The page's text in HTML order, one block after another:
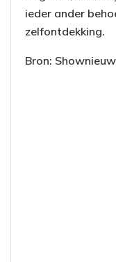
ieder ander
zelfontdekking.
Bron: